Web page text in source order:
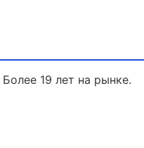
19 лет на рынке.